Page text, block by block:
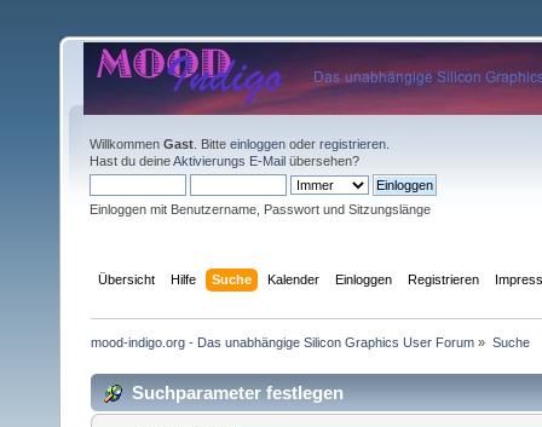
Willkommen Gast . Bitte einloggen oder registrieren
Hast du deineAktivierungs E-Mail übersehen?
Einloggen mit Benutzername, Passwort und Sitzungslänge
Übersicht Hilfe Suche Kalender Einloggen Registrieren
mood-indigo.org - Das unabhängige Silicon Graphics User Forum » Suche
Suchparameter festlegen